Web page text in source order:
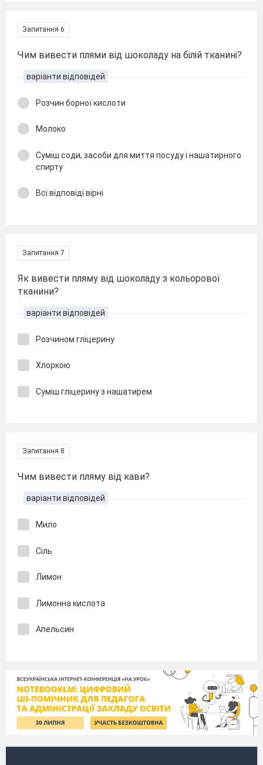
Запитання 6
Чим вивести плями від шоколаду на білій тканині?
варіанти відповідей
Розчин борної кислоти
Молоко
Суміш соди, засоби для миття посуду і нашатирного
спирту
Всі відповіді вірні
Запитання 7
Як вивести пляму від шоколаду з кольорової
тканини?
варіанти відповідей
Розчином гліцерину
Хлоркою
Суміш гліцерину з нашатирем
Запитання 8
Чим вивести пляму від кави?
варіанти відповідей
Мило
Сіль
Лимон
Лимонна кислота
Апельсин